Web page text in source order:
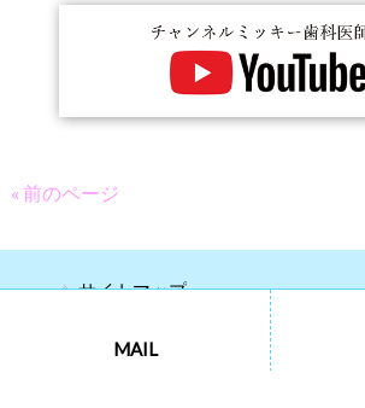
« 前のページ
サイトマップ
MAIL